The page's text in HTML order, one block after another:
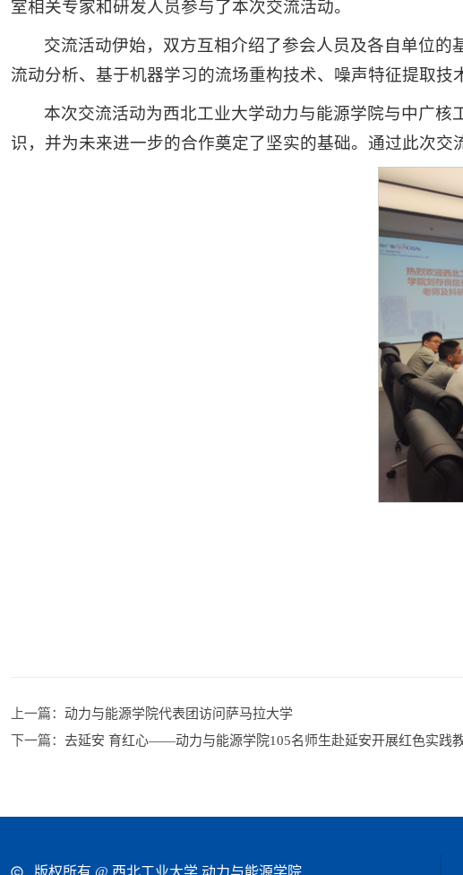
室相关专家和研发人员参与了本次交流活动。
交流活动伊始，双方互相介绍了参会人员及各自单位
流动分析、基于机器学习的流场重构技术、噪声特征提取技
本次交流活动为西北工业大学动力与能源学院与中广
识，并为未来进一步的合作奠定了坚实的基础。通过此次
上一篇： 动力与能源学院代表团访问萨马拉大学
下一篇： 去延安 育红心——动力与能源学院105名师生赴延安开展红色实践